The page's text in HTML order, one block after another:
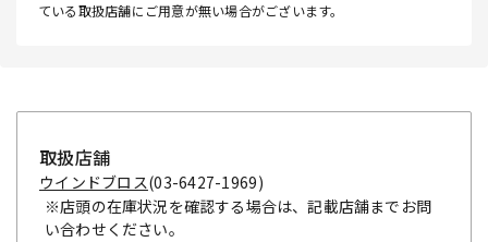
ている取扱店舗にご用意が無い場合がございます。
取扱店舗
ウインドブロス(03-6427-1969)
※店頭の在庫状況を確認する場合は、記載店舗までお問
い合わせください。